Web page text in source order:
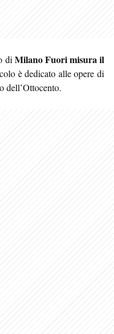
di MilanoFuori misurail
è dedicato alle opere di
dell’Ottocento.